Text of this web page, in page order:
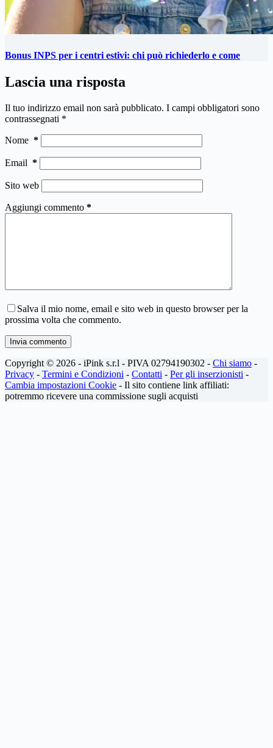
Bonus INPS per i centri estivi: chi può richiederlo e come
Lascia una risposta
Il tuo indirizzo email non sarà pubblicato. I campi obbligatori sono
contrassegnati *
Nome *
Email *
Sito web
Aggiungi commento *
Salva il mio nome, email e sito web in questo browser per la
prossima volta che commento.
Invia commento
Copyright © 2026 - iPink s.r.l - PIVA 02794190302 - Chi siamo -
Privacy - Termini e Condizioni - Contatti - Per gli inserzionisti -
Cambia impostazioni Cookie - Il sito contiene link affiliati:
potremmo ricevere una commissione sugli acquisti